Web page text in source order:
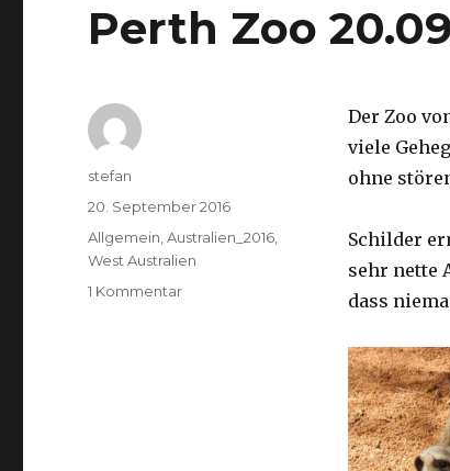
Perth Zoo
Der Zoo
viele
ohne
Schilder
sehr nette
dass
Autor
stefan
Veröffentlicht
am
20. September 2016
Kategorien
Allgemein,Australien_2016,
West Australien
1 Kommentarzu